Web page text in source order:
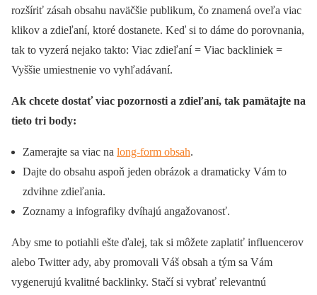
rozšíriť zásah obsahu naväčšie publikum, čo znamená oveľa viac
klikov a zdieľaní, ktoré dostanete. Keď si to dáme do porovnania,
tak to vyzerá nejako takto: Viac zdieľaní = Viac backliniek =
Vyššie umiestnenie vo vyhľadávaní.
Ak chcete dostať viac pozornosti a zdieľaní, tak pamätajte na
tieto tri body:
Zamerajte sa viac na long-form obsah.
Dajte do obsahu aspoň jeden obrázok a dramaticky Vám to
zdvihne zdieľania.
Zoznamy a infografiky dvíhajú angažovanosť.
Aby sme to potiahli ešte ďalej, tak si môžete zaplatiť influencerov
alebo Twitter ady, aby promovali Váš obsah a tým sa Vám
vygenerujú kvalitné backlinky. Stačí si vybrať relevantnú